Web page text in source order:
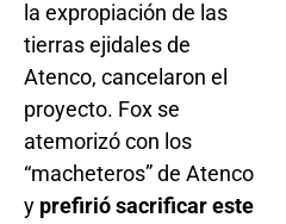
la expropiación de las
tierras ejidales de
Atenco, cancelaron el
proyecto. Fox se
atemorizó con los
“macheteros” de Atenco
y prefirió sacrificar este